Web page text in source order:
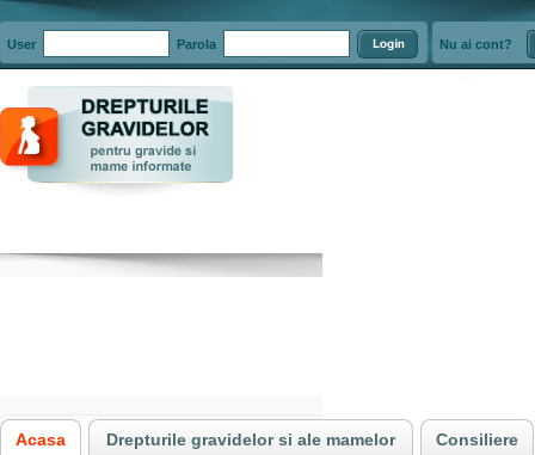
Acasa »
User Parola Nu ai cont?
Acasa Drepturile gravidelor si ale mamelor Consiliere